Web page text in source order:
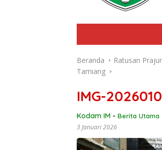
Beranda
Ratusan
Tamiang
IMG-
Kodam IM - Berita Utama
3 Januari 2026